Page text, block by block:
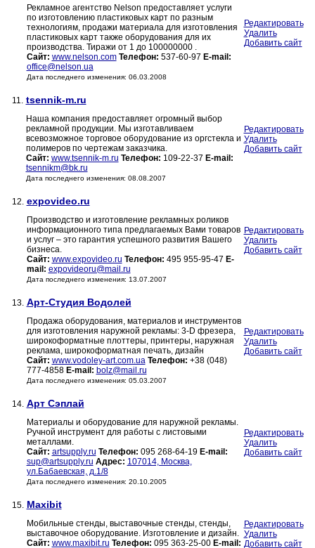
Рекламное агентство Nelson предоставляет услуги
по изготовлению пластиковых карт по разным
технологиям, продажи материала для изготовления
пластиковых карт также оборудования для их
производства. Тиражи от 1 до 100000000 .
Сайт: www.nelson.com Телефон: 537-60-97 E-mail:
office@nelson.ua
Дата последнего изменения: 06.03.2008
Редактировать
Удалить
Добавить сайт
11. tsennik-m.ru
Наша компания предоставляет огромный выбор
рекламной продукции. Мы изготавливаем
всевозможное торговое оборудование из оргстекла и
полимеров по чертежам заказчика.
Сайт: www.tsennik-m.ru Телефон: 109-22-37 E-mail:
tsennikm@bk.ru
Дата последнего изменения: 08.08.2007
Редактировать
Удалить
Добавить сайт
12. expovideo.ru
Производство и изготовление рекламных роликов
информационного типа предлагаемых Вами товаров
и услуг – это гарантия успешного развития Вашего
бизнеса.
Сайт: www.expovideo.ru Телефон: 495 955-95-47 E-
mail: expovideoru@mail.ru
Дата последнего изменения: 13.07.2007
Редактировать
Удалить
Добавить сайт
13. Арт-Студия Водолей
Продажа оборудования, материалов и инструментов
для изготовления наружной рекламы: 3-D фрезера,
широкоформатные плоттеры, принтеры, наружная
реклама, широкоформатная печать, дизайн
Сайт: www.vodoley-art.com.ua Телефон: +38 (048)
777-4858 E-mail: bolz@mail.ru
Дата последнего изменения: 05.03.2007
Редактировать
Удалить
Добавить сайт
14. Арт Сэплай
Материалы и оборудование для наружной рекламы.
Ручной инструмент для работы с листовыми
металлами.
Сайт: artsupply.ru Телефон: 095 268-64-19 E-mail:
sup@artsupply.ru Адрес: 107014, Москва,
ул.Бабаевская, д.1/8
Дата последнего изменения: 20.10.2005
Редактировать
Удалить
Добавить сайт
15. Maxibit
Мобильные стенды, выставочные стенды, стенды,
выставочное оборудование. Изготовление и дизайн.
Сайт: www.maxibit.ru Телефон: 095 363-25-00 E-mail:
Редактировать
Удалить
Добавить сайт